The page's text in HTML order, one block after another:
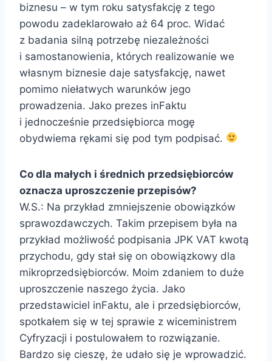
biznesu – w tym roku satysfakcję z tego
powodu zadeklarowało aż 64 proc. Widać
z badania silną potrzebę niezależności
i samostanowienia, których realizowanie we
własnym biznesie daje satysfakcję, nawet
pomimo niełatwych warunków jego
prowadzenia. Jako prezes inFaktu
i jednocześnie przedsiębiorca mogę
obydwiema rękami się pod tym podpisać.
Co dla małych i średnich przedsiębiorców
oznacza uproszczenie przepisów?
W.S.: Na przykład zmniejszenie obowiązków
sprawozdawczych. Takim przepisem była na
przykład możliwość podpisania JPK VAT kwotą
przychodu, gdy stał się on obowiązkowy dla
mikroprzedsiębiorców. Moim zdaniem to duże
uproszczenie naszego życia. Jako
przedstawiciel inFaktu, ale i przedsiębiorców,
spotkałem się w tej sprawie z wiceministrem
Cyfryzacji i postulowałem to rozwiązanie.
Bardzo się cieszę, że udało się je wprowadzić.